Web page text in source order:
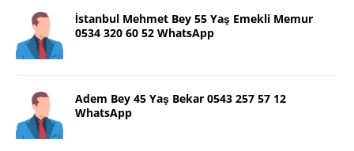
İstanbul Mehmet Bey 55 Yaş Emekli Memur
0534 320 60 52 WhatsApp
Adem Bey 45 Yaş Bekar 0543 257 57 12
WhatsApp